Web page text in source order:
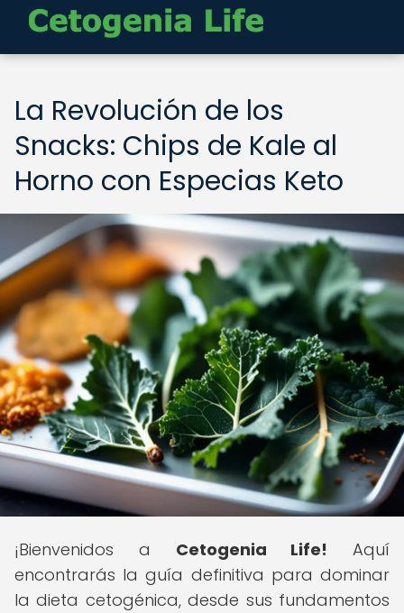
La Revolución de los
Snacks: Chips de Kale al
Horno con Especias Keto
¡Bienvenidos a Cetogenia Life! Aquí
encontrarás la guía definitiva para dominar
la dieta cetogénica, desde sus fundamentos